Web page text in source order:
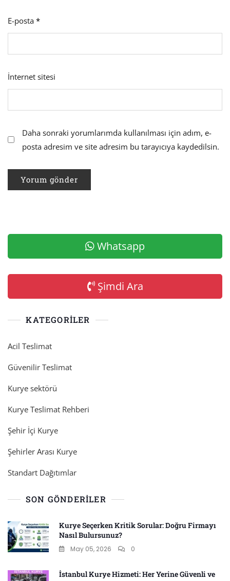
E-posta *
İnternet sitesi
Daha sonraki yorumlarımda kullanılması için adım, e-
posta adresim ve site adresim bu tarayıcıya kaydedilsin.
Whatsapp
Şimdi Ara
KATEGORILER
Acil Teslimat
Güvenilir Teslimat
Kurye sektörü
Kurye Teslimat Rehberi
Şehir İçi Kurye
Şehirler Arası Kurye
Standart Dağıtımlar
SON GÖNDERILER
Kurye Seçerken Kritik Sorular: Doğru Firmayı
Nasıl Bulursunuz?
May 05, 2026 0
İstanbul Kurye Hizmeti: Her Yerine Güvenli ve